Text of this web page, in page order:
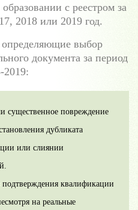
с реестром за
2018 или 2019 год.
выбор
документа за период
2019:
существенное повреждение
дубликата
или слиянии
подтверждения квалификации
на реальные